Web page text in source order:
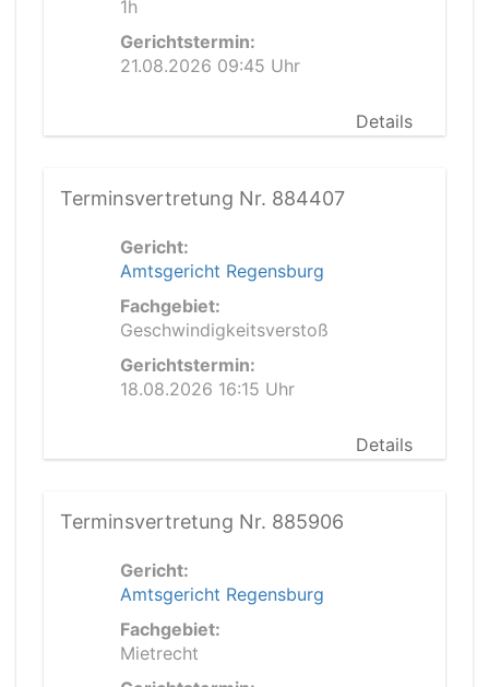
1h
Gerichtstermin:
21.08.2026 09:45 Uhr
Details
Terminsvertretung Nr. 884407
Gericht:
Amtsgericht Regensburg
Fachgebiet:
Geschwindigkeitsverstoß
Gerichtstermin:
18.08.2026 16:15 Uhr
Details
Terminsvertretung Nr. 885906
Gericht:
Amtsgericht Regensburg
Fachgebiet:
Mietrecht